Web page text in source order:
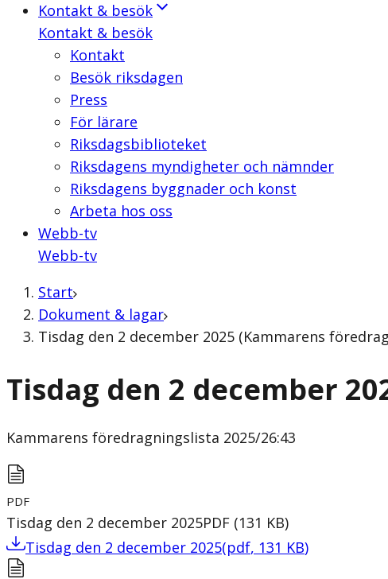
Kontakt & besök
Kontakt & besök
Kontakt
Besök riksdagen
Press
För lärare
Riksdagsbiblioteket
Riksdagens myndigheter och nämnder
Riksdagens byggnader och konst
Arbeta hos oss
Webb-tv
Webb-tv
Start
Dokument & lagar
Tisdag den 2 december 2025 (Kammarens
Tisdag den 2 december
Kammarens föredragningslista 2025/26:43
PDF
Tisdag den 2 december 2025PDF (131 KB)
Tisdag den 2 december 2025(pdf, 131 KB)